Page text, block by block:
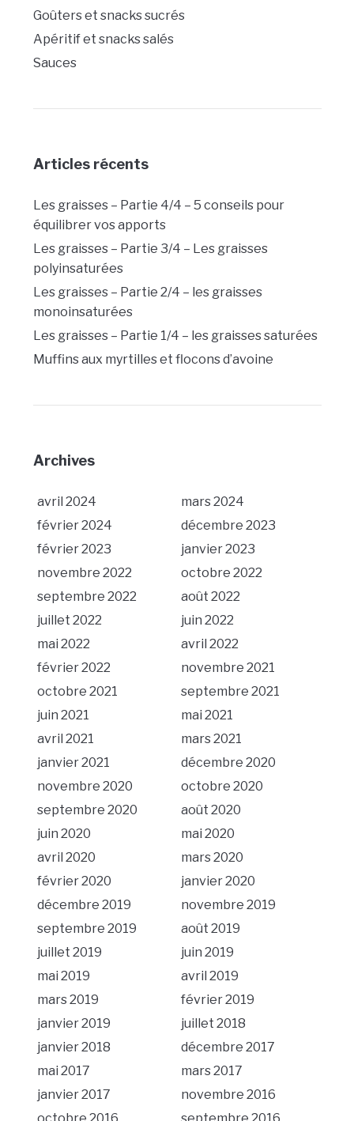
Goûters et snacks sucrés
Apéritif et snacks salés
Sauces
Articles récents
Les graisses – Partie 4/4 – 5 conseils pour
équilibrer vos apports
Les graisses – Partie 3/4 – Les graisses
polyinsaturées
Les graisses – Partie 2/4 – les graisses
monoinsaturées
Les graisses – Partie 1/4 – les graisses saturées
Muffins aux myrtilles et flocons d’avoine
Archives
avril 2024
mars 2024
février 2024
décembre 2023
février 2023
janvier 2023
novembre 2022
octobre 2022
septembre 2022
août 2022
juillet 2022
juin 2022
mai 2022
avril 2022
février 2022
novembre 2021
octobre 2021
septembre 2021
juin 2021
mai 2021
avril 2021
mars 2021
janvier 2021
décembre 2020
novembre 2020
octobre 2020
septembre 2020
août 2020
juin 2020
mai 2020
avril 2020
mars 2020
février 2020
janvier 2020
décembre 2019
novembre 2019
septembre 2019
août 2019
juillet 2019
juin 2019
mai 2019
avril 2019
mars 2019
février 2019
janvier 2019
juillet 2018
janvier 2018
décembre 2017
mai 2017
mars 2017
janvier 2017
novembre 2016